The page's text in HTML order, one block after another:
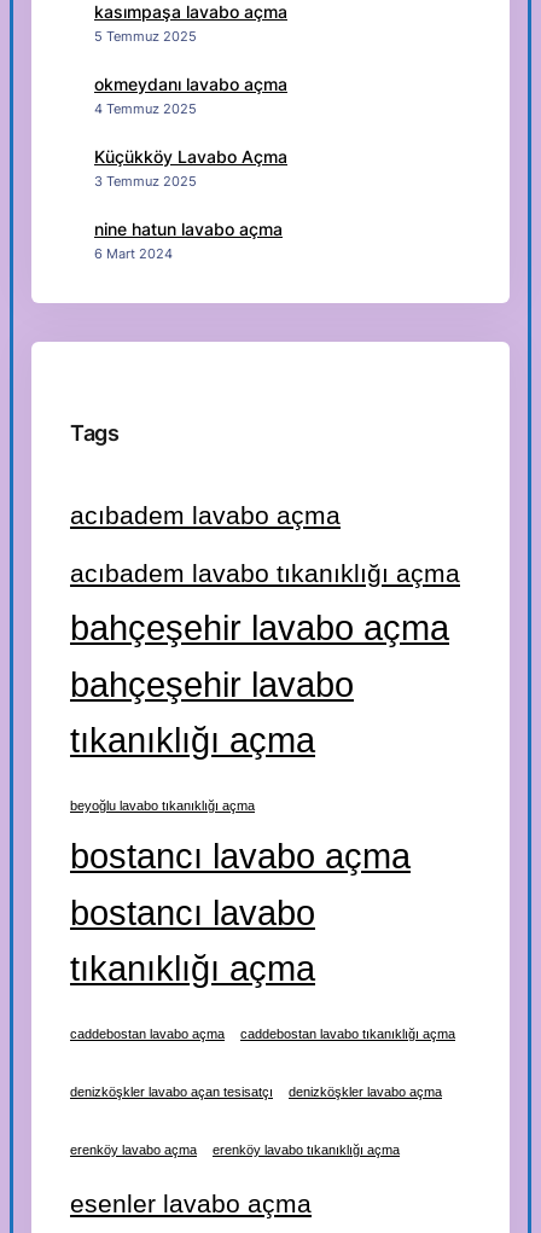
kasımpaşa lavabo açma
5 Temmuz 2025
okmeydanı lavabo açma
4 Temmuz 2025
Küçükköy Lavabo Açma
3 Temmuz 2025
nine hatun lavabo açma
6 Mart 2024
Tags
acıbadem lavabo açma
acıbadem lavabo tıkanıklığı açma
bahçeşehir lavabo açma
bahçeşehir lavabo
tıkanıklığı açma
beyoğlu lavabo tıkanıklığı açma
bostancı lavabo açma
bostancı lavabo
tıkanıklığı açma
caddebostan lavabo açma caddebostan lavabo tıkanıklığı açma
denizköşkler lavabo açan tesisatçı denizköşkler lavabo açma
erenköy lavabo açma erenköy lavabo tıkanıklığı açma
esenler lavabo açma